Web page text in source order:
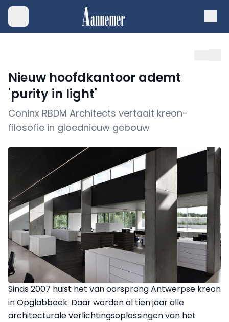
Nieuw hoofdkantoor ademt
'purity in light'
Coninx RBDM Architects vertaalt kreon-
filosofie in gloednieuw gebouw
Sinds 2007 huist het van oorsprong Antwerpse kreon
in Opglabbeek. Daar worden al tien jaar alle
architecturale verlichtingsoplossingen van het